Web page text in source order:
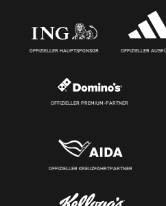
OFFIZIELLER HAUPTSPONSOR OFFIZIELLER
OFFIZIELLER PREMIUM-PARTNER
OFFIZIELLER KREUZFAHRTPARTNER